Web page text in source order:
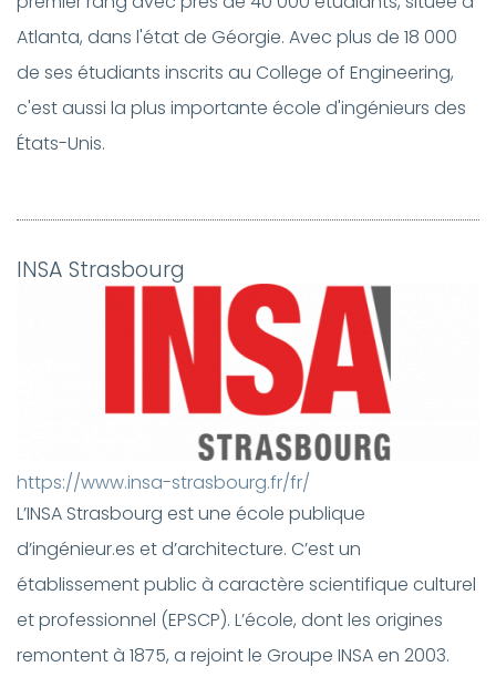
Atlanta, dans l'état de Géorgie. Avec plus de 18 000
de ses étudiants inscrits au College of Engineering,
c'est aussi la plus importante école d'ingénieurs des
États-Unis.
INSA Strasbourg
https://www.insa-strasbourg.fr/fr/
L’INSA Strasbourg est une école publique
d’ingénieur.es et d’architecture. C’est un
établissement public à caractère scientifique culturel
et professionnel (EPSCP). L’école, dont les origines
remontent à 1875, a rejoint le Groupe INSAen 2003.